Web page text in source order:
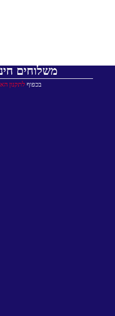
משלוחים
בכפוף לתקנון